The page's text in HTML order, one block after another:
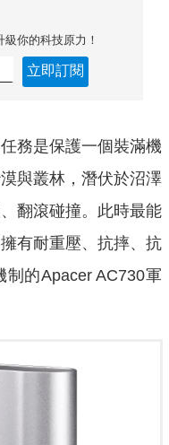
你的科技原力！
立即訂閱
務是保護一個裝滿機
與叢林，潛伏於沼澤
翻滾碰撞。此時最能
有耐重壓、抗摔、抗
的Apacer AC730軍